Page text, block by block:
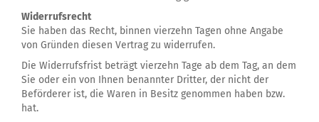
Widerrufsrecht
Sie haben das Recht, binnen vierzehn Tagen ohne Angabe
von Gründen diesen Vertrag zu widerrufen.
Die Widerrufsfrist beträgt vierzehn Tage ab dem Tag, an dem
Sie oder ein von Ihnen benannter Dritter, der nicht der
Beförderer ist, die Waren in Besitz genommen haben bzw.
hat.